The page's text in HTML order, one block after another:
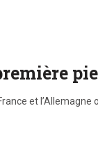
et l’Allemagne